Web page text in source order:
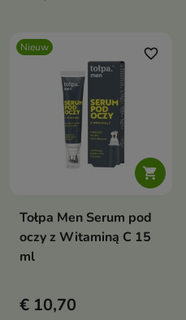
Nieuw

favorite_border
Tołpa Men Serum pod
oczy z Witaminą C 15
ml
€ 10,70